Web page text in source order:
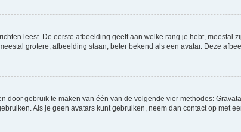
leest. De eerste afbeelding geeft aan welke rang je hebt, meestal
grotere, afbeelding staan, beter bekend als een avatar. Deze
door gebruik te maken van één van de volgende vier methodes:
Als je geen avatars kunt gebruiken, neem dan contact op met